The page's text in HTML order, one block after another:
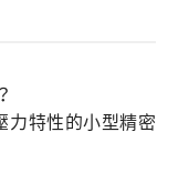
力特性的小型精密